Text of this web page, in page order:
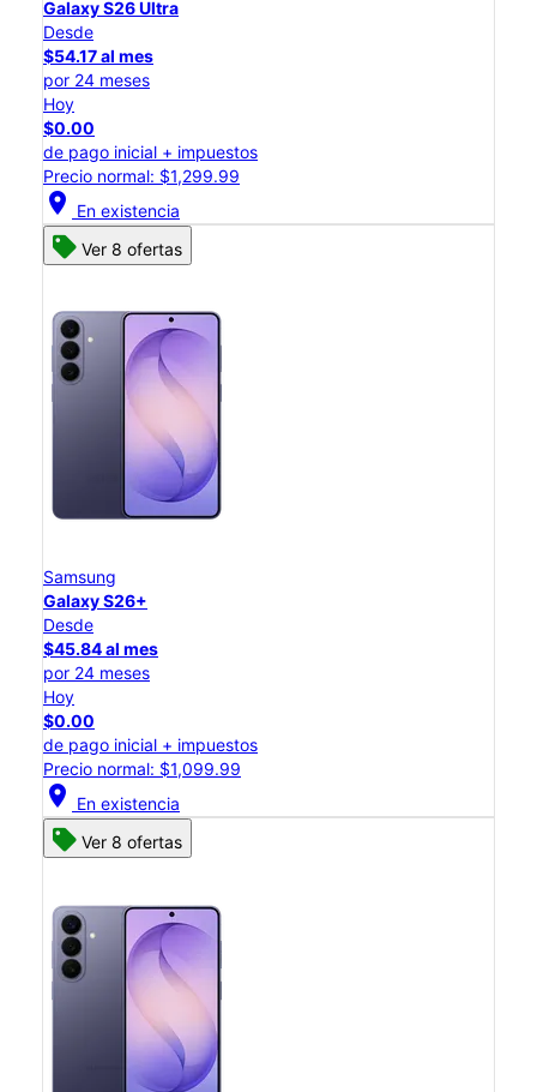
Galaxy S26 Ultra
Desde
$54.17 al mes
por 24 meses
Hoy
$0.00
de pago inicial + impuestos
Precio normal: $1,299.99
location_on En existencia
Ver 8 ofertas
Samsung
Galaxy S26+
Desde
$45.84 al mes
por 24 meses
Hoy
$0.00
de pago inicial + impuestos
Precio normal: $1,099.99
location_on En existencia
Ver 8 ofertas